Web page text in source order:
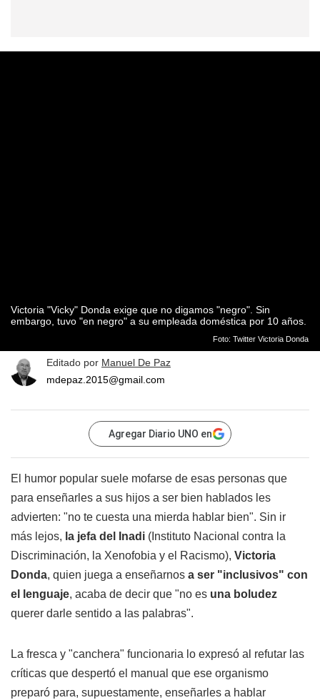
Victoria "Vicky" Donda exige que no digamos "negro". Sin
embargo, tuvo "en negro" a su empleada doméstica por 10 años.
Foto: Twitter Victoria Donda
Editado por Manuel De Paz
mdepaz.2015@gmail.com
Agregar Diario UNO en
El humor popular suele mofarse de esas personas que
para enseñarles a sus hijos a ser bien hablados les
advierten: "no te cuesta una mierda hablar bien". Sin ir
más lejos, la jefa del Inadi (Instituto Nacional contra la
Discriminación, la Xenofobia y el Racismo), Victoria
Donda, quien juega a enseñarnos a ser "inclusivos" con
el lenguaje, acaba de decir que "no es una boludez
querer darle sentido a las palabras".
La fresca y "canchera" funcionaria lo expresó al refutar las
críticas que despertó el manual que ese organismo
preparó para, supuestamente, enseñarles a hablar